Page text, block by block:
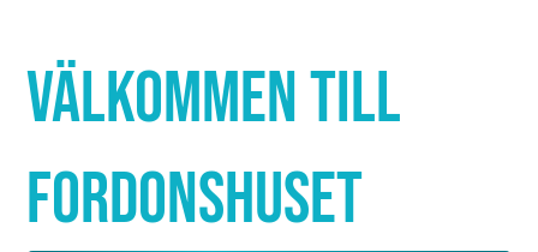
VÄLKOMMEN TILL
FORDONSHUSET